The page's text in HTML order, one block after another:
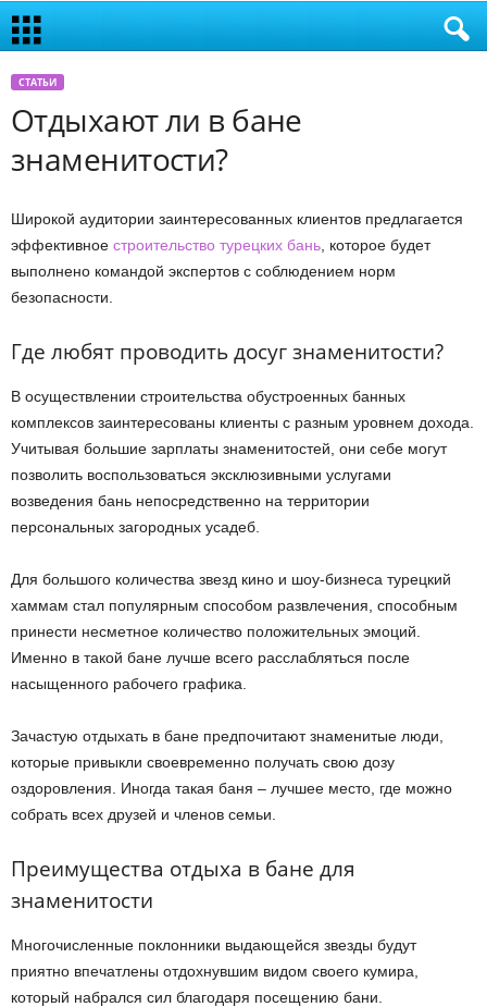
СТАТЬИ
Отдыхают ли в бане
знаменитости?
Широкой аудитории заинтересованных клиентов предлагается
эффективное строительство турецких бань , которое будет
выполнено командой экспертов с соблюдением норм
безопасности.
Где любят проводить досуг знаменитости?
В осуществлении строительства обустроенных банных
комплексов заинтересованы клиенты с разным уровнем дохода.
Учитывая большие зарплаты знаменитостей, они себе могут
позволить воспользоваться эксклюзивными услугами
возведения бань непосредственно на территории
персональных загородных усадеб.
Для большого количества звезд кино и шоу-бизнеса турецкий
хаммам стал популярным способом развлечения, способным
принести несметное количество положительных эмоций.
Именно в такой бане лучше всего расслабляться после
насыщенного рабочего графика.
Зачастую отдыхать в бане предпочитают знаменитые люди,
которые привыкли своевременно получать свою дозу
оздоровления. Иногда такая баня – лучшее место, где можно
собрать всех друзей и членов семьи.
Преимущества отдыха в бане для
знаменитости
Многочисленные поклонники выдающейся звезды будут
приятно впечатлены отдохнувшим видом своего кумира,
который набрался сил благодаря посещению бани.